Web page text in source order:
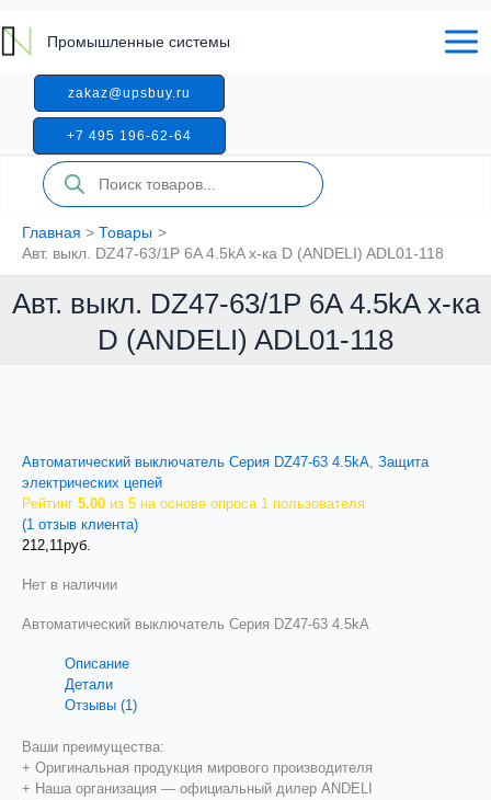
к
содержимому
Промышленные системы
zakaz@upsbuy.ru
+7 495 196-62-64
Поиск
товаров
Главная
Товары
Авт. выкл. DZ47-63/1P 6A 4.5kA х-ка D (ANDELI) ADL01-118
Авт. выкл. DZ47-63/1P 6A 4.5kA х-ка
D (ANDELI) ADL01-118
Автоматический выключатель Серия DZ47-63 4.5kA,Защита
электрических цепей
Рейтинг5.00 из 5 на основе опроса 1 пользователя
(1 отзыв клиента)
212,11руб.
Нет в наличии
Автоматический выключатель Серия DZ47-63 4.5kA
Описание
Детали
Отзывы (1)
Ваши преимущества:
+ Оригинальная продукция мирового производителя
+ Наша организация — официальный дилер ANDELI